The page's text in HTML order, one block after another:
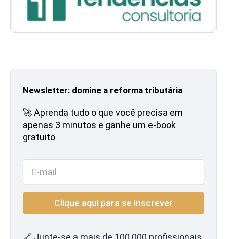
Newsletter: domine a reforma tributária
🚀 Aprenda tudo o que você precisa em
apenas 3 minutos e ganhe um e-book
gratuito